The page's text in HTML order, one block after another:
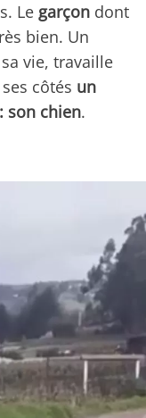
Le garçon dont
bien. Un
vie, travaille
côtés un
son chien.